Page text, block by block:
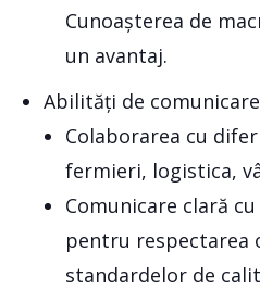
Cunoașterea de
un avantaj.
Abilități de
Colaborarea cu
fermieri, logistica,
Comunicare clară
pentru respectarea
standardelor de